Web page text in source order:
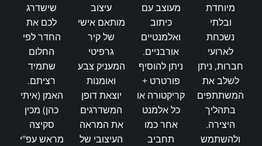
מיוחדת
ובלתי
נשכחת
לארועי
חברות, ניתן
לשלב את
המשתתפים
בתהליך
היצירה.
ולהשתמש
מעוצב עם
כיתוב
ואלמנטיים
אורבניים.
ניתן להוסיף
פורטרט +
קריקטורה או
כל אלמנט
אחר כמו
תחביב
עיצוב
מותאם אישי
של קיר
גרפיטי
המעניק צבע
ואומנות
יוצאת דופן
המשדרגים
את המראה
העיצובי של
שישדרג
לכם את
החדר לפי
החלום
שתמיד
רציתם.
האמן (איתי
כהן) מכין
סקיצה
מראש עפ"י